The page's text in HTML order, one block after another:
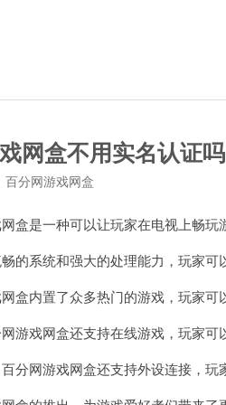
网盒不用实名认证吗
百分网游戏网盒
是一种可以让玩家在电视上畅玩
系统和强大的处理能力，玩家可
内置了众多热门的游戏，玩家可
戏网盒还支持在线游戏，玩家可
网游戏网盒还支持外设连接，玩